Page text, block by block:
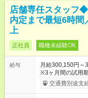
店舗専任スタッフ
内定まで最短6時
上
正社員 職種未経験OK
給与
月給300,150円～
※3ヶ月間の試用
遇に違いはありません。 ※給与には月30時間
（48，700円～
交通費別途支